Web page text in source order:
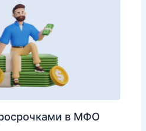
в МФО